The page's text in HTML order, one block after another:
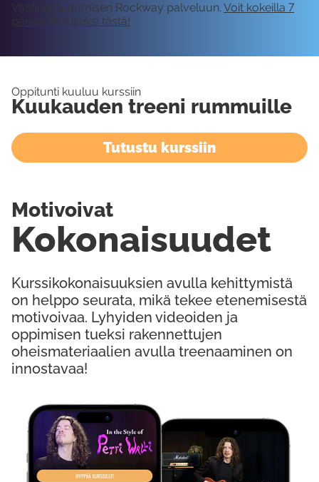
Vaatii kirjautumisen Rockway palveluun. Voit kokeilla 7
päivää ilmaiseksi tästä!
Oppitunti kuuluu kurssiin
Kuukauden treeni rummuille
Tutustu kurssiin
Kurssikokonaisuuksien avulla kehittymistä
on helppo seurata, mikä tekee etenemisestä
motivoivaa. Lyhyiden videoiden ja
oppimisen tueksi rakennettujen
oheismateriaalien avulla treenaaminen on
innostavaa!
Kokonaisuudet
Motivoivat